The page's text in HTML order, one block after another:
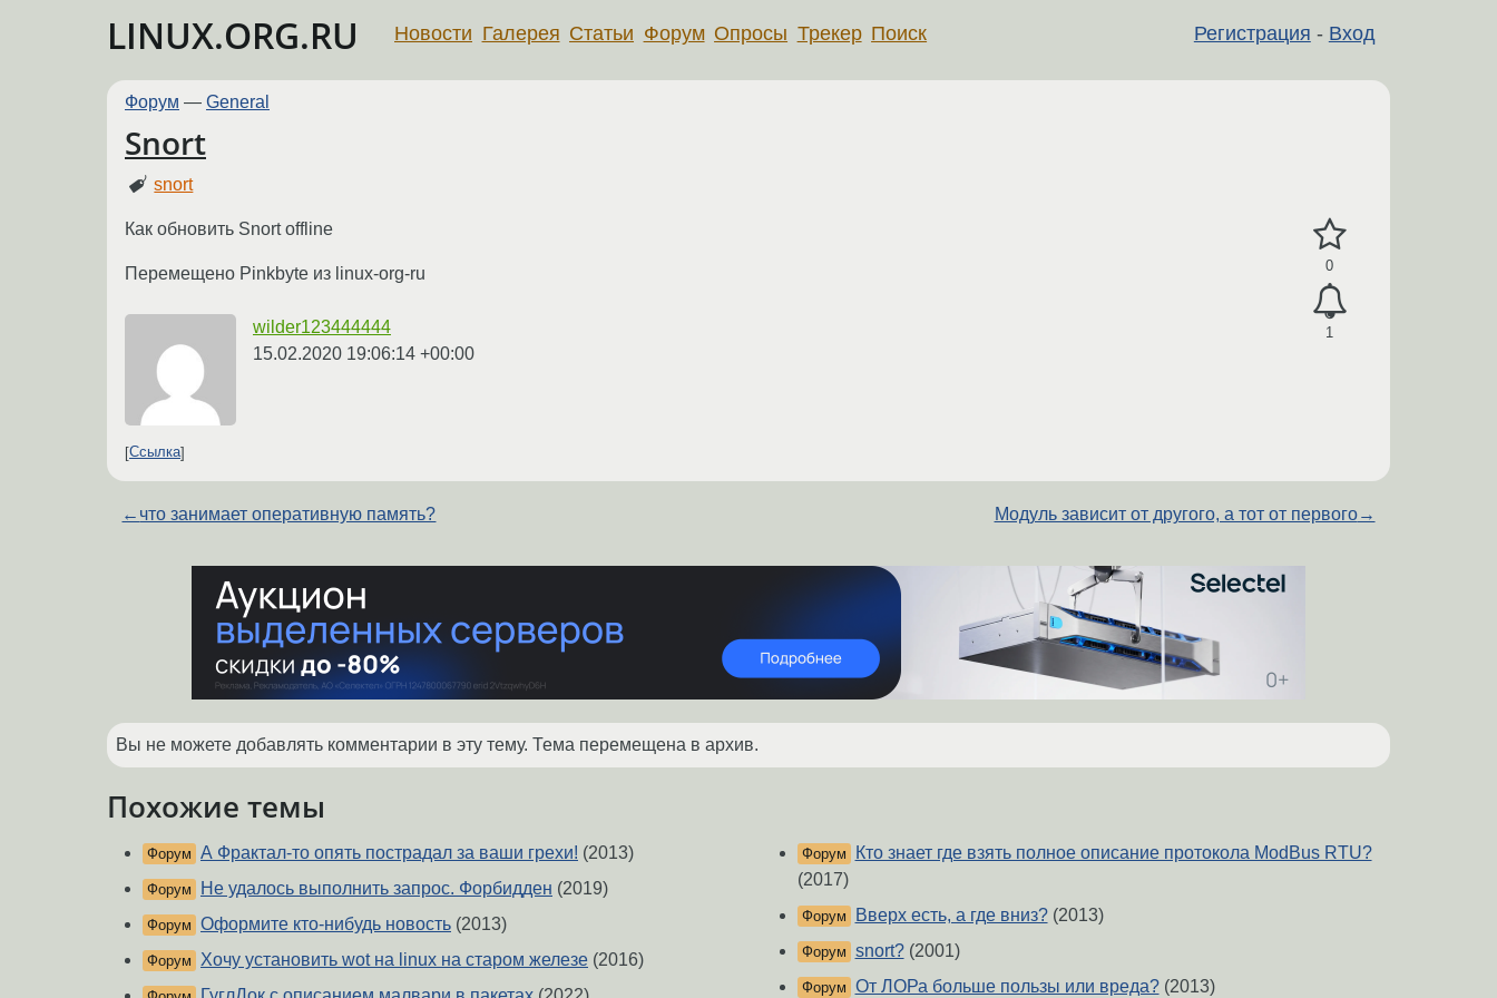
LINUX.ORG.RU Регистрация - Вход
Новости Галерея Статьи Форум Опросы Трекер Поиск
Форум — General
Snort
snort
0
1
Как обновить Snort offline
Перемещено Pinkbyte из linux-org-ru
wilder123444444
15.02.2020 19:06:14 +00:00
Ссылка
← что занимает оперативную память? Модуль зависит от другого, а тот от первого→
Вы не можете добавлять комментарии в эту тему. Тема перемещена в архив.
Похожие темы
Форум А Фрактал-то опять пострадал за ваши грехи! (2013)
Форум Не удалось выполнить запрос. Форбидден (2019)
Форум Оформите кто-нибудь новость (2013)
Форум Хочу установить wot на linux на старом железе (2016)
Форум
Кто знает где взять полное описание протокола ModBus RTU?
(2017)
Форум Вверх есть, а где вниз?(2013)
Форум snort?(2001)
Форум От ЛОРа больше пользы или вреда?(2013)